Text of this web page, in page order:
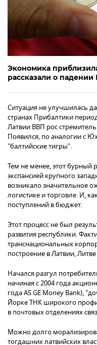
Экономика
рассказали о падении
Ситуация не улучшилась
странах Прибалтики
Латвии ВВП рос
Появился, по аналогии с
"балтийские тигры".
Тем не менее, этот бурный
экспансией крупного
возникало значительное
логистике и торговле. И,
поступлений в бюджет.
Этот процесс не был
развития республики.
транснациональных
построение в Латвии,
Начался разгул
начиная с 2004 года
года AS GE Money Bank),
Йорке ТНК широкого
в почтовых отделениях
Можно долго
тогдашних латвийских